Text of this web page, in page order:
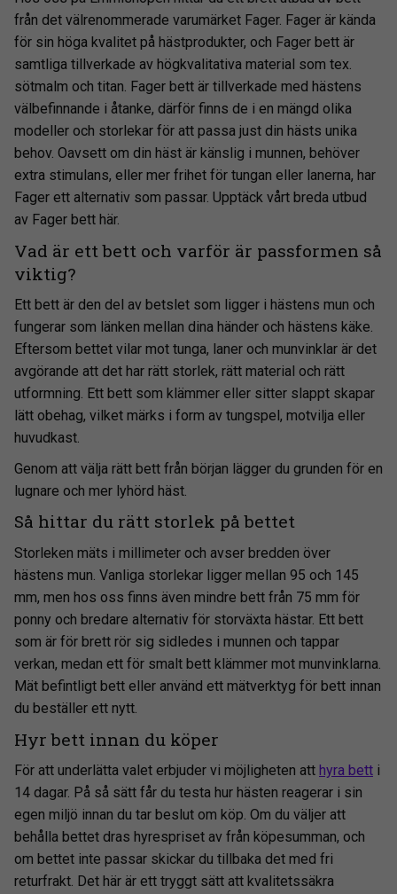
från det välrenommerade varumärket Fager. Fager är kända
för sin höga kvalitet på hästprodukter, och Fager bett är
samtliga tillverkade av högkvalitativa material som tex.
sötmalm och titan. Fager bett är tillverkade med hästens
välbefinnande i åtanke, därför finns de i en mängd olika
modeller och storlekar för att passa just din hästs unika
behov. Oavsett om din häst är känslig i munnen, behöver
extra stimulans, eller mer frihet för tungan eller lanerna, har
Fager ett alternativ som passar. Upptäck vårt breda utbud
av Fager bett här.
Vad är ett bett och varför är passformen så
viktig?
Ett bett är den del av betslet som ligger i hästens mun och
fungerar som länken mellan dina händer och hästens käke.
Eftersom bettet vilar mot tunga, laner och munvinklar är det
avgörande att det har rätt storlek, rätt material och rätt
utformning. Ett bett som klämmer eller sitter slappt skapar
lätt obehag, vilket märks i form av tungspel, motvilja eller
huvudkast.
Genom att välja rätt bett från början lägger du grunden för en
lugnare och mer lyhörd häst.
Så hittar du rätt storlek på bettet
Storleken mäts i millimeter och avser bredden över
hästens mun. Vanliga storlekar ligger mellan 95 och 145
mm, men hos oss finns även mindre bett från 75 mm för
ponny och bredare alternativ för storväxta hästar. Ett bett
som är för brett rör sig sidledes i munnen och tappar
verkan, medan ett för smalt bett klämmer mot munvinklarna.
Mät befintligt bett eller använd ett mätverktyg för bett innan
du beställer ett nytt.
Hyr bett innan du köper
För att underlätta valet erbjuder vi möjligheten att hyra bett i
14 dagar. På så sätt får du testa hur hästen reagerar i sin
egen miljö innan du tar beslut om köp. Om du väljer att
behålla bettet dras hyrespriset av från köpesumman, och
om bettet inte passar skickar du tillbaka det med fri
returfrakt. Det här är ett tryggt sätt att kvalitetssäkra